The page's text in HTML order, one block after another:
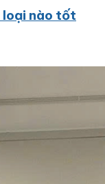
nào tốt